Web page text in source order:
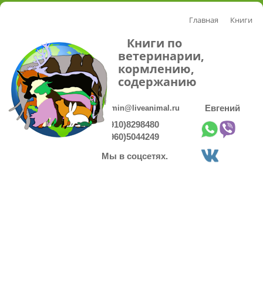
Главная Книги
Книги по
ветеринарии,
кормлению,
содержанию
admin@liveanimal.ru
Евгений
8(910)8298480
8(960)5044249
Мы в соцсетях.